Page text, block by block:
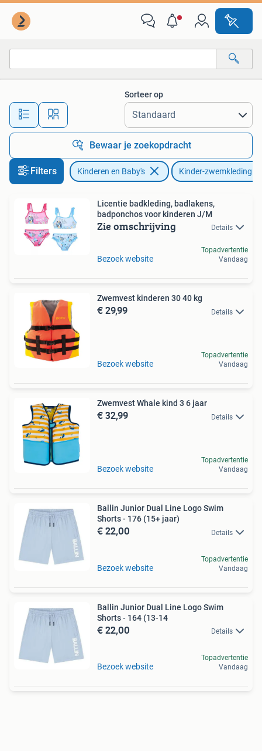
Alle afstanden…
Sorteer op
Bewaar je zoekopdracht
Filters Kinderen en Baby's Kinder-zwemkleding
Licentie badkleding, badlakens,
badponchos voor kinderen J/M
Zie omschrijving Details
Bezoek website
Topadvertentie
Vandaag
Zwemvest kinderen 30 40 kg
€ 29,99 Details
Bezoek website
Topadvertentie
Vandaag
Zwemvest Whale kind 3 6 jaar
€ 32,99 Details
Bezoek website
Topadvertentie
Vandaag
Ballin Junior Dual Line Logo Swim
Shorts - 176 (15+ jaar)
€ 22,00 Details
Bezoek website
Topadvertentie
Vandaag
Ballin Junior Dual Line Logo Swim
Shorts - 164 (13-14
€ 22,00 Details
Bezoek website
Topadvertentie
Vandaag